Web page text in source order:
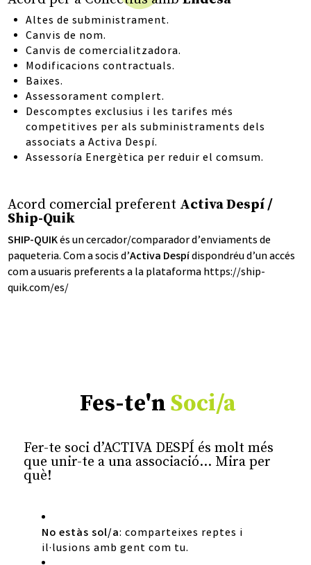
Altes de subministrament.
Canvis de nom.
Canvis de comercialitzadora.
Modificacions contractuals.
Baixes.
Assessorament complert.
Descomptes exclusius i les tarifes més
competitives per als subministraments dels
associats a Activa Despí.
Assessoría Energètica per reduir el comsum.
Acord comercial preferent Activa Despí /
Ship-Quik
SHIP-QUIKés un cercador/comparador d’enviaments de
paqueteria. Com a socis d’Activa Despídispondréu d’un accés
com a usuaris preferents a la plataformahttps://ship-
quik.com/es/
Fes-te'nSoci/a
Fer-te soci d’ACTIVA DESPÍ és molt més
que unir-te a una associació… Mira per
què!
No estàs sol/a: comparteixes reptes i
il·lusions amb gent com tu.